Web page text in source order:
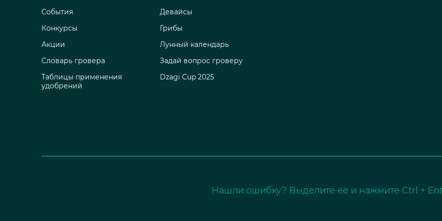
События
Конкурсы
Акции
Словарь гровера
Таблицы применения
удобрений
Девайсы
Грибы
Лунный календарь
Задай вопрос гроверу
Dzagi Cup 2025
Нашли ошибку? Выделите её и нажмите Ctrl +